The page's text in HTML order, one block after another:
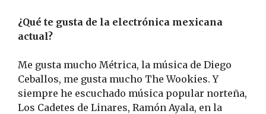
¿Qué te gusta de la electrónica mexicana
actual?
Me gusta mucho Métrica, la música de Diego
Ceballos, me gusta mucho The Wookies. Y
siempre he escuchado música popular norteña,
Los Cadetes de Linares, Ramón Ayala, en la